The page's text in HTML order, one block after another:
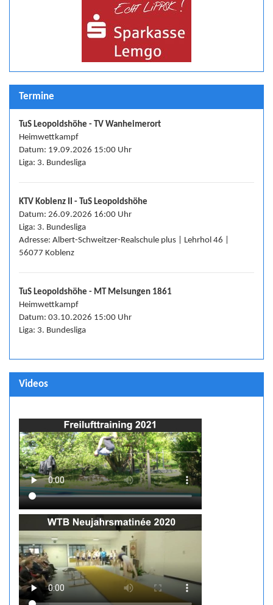
Termine
TuS Leopoldshöhe - TV Wanheimerort
Heimwettkampf
Datum: 19.09.2026 15:00 Uhr
Liga: 3. Bundesliga
KTV Koblenz II - TuS Leopoldshöhe
Datum: 26.09.2026 16:00 Uhr
Liga: 3. Bundesliga
Adresse: Albert-Schweitzer-Realschule plus | Lehrhol 46 |
56077 Koblenz
TuS Leopoldshöhe - MT Melsungen 1861
Heimwettkampf
Datum: 03.10.2026 15:00 Uhr
Liga: 3. Bundesliga
Videos